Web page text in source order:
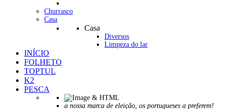
Churrasco
Casa
Casa
Diversos
Limpeza do lar
INÍCIO
FOLHETO
TOPTUL
K2
PESCA
a nossa marca de eleição, os portugueses a preferem!